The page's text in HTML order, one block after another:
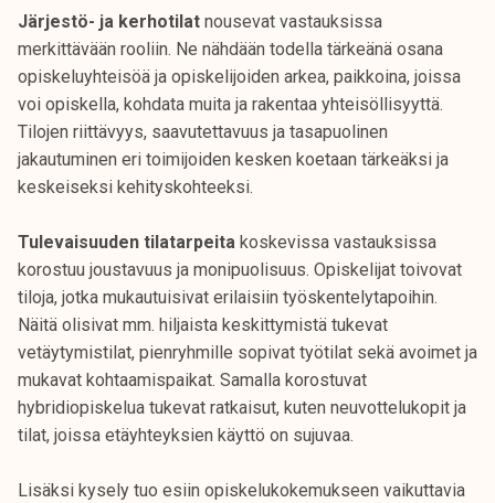
Järjestö- ja kerhotilat nousevat vastauksissa
merkittävään rooliin. Ne nähdään todella tärkeänä osana
opiskeluyhteisöä ja opiskelijoiden arkea, paikkoina, joissa
voi opiskella, kohdata muita ja rakentaa yhteisöllisyyttä.
Tilojen riittävyys, saavutettavuus ja tasapuolinen
jakautuminen eri toimijoiden kesken koetaan tärkeäksi ja
keskeiseksi kehityskohteeksi.
Tulevaisuuden tilatarpeita koskevissa vastauksissa
korostuu joustavuus ja monipuolisuus. Opiskelijat toivovat
tiloja, jotka mukautuisivat erilaisiin työskentelytapoihin.
Näitä olisivat mm. hiljaista keskittymistä tukevat
vetäytymistilat, pienryhmille sopivat työtilat sekä avoimet ja
mukavat kohtaamispaikat. Samalla korostuvat
hybridiopiskelua tukevat ratkaisut, kuten neuvottelukopit ja
tilat, joissa etäyhteyksien käyttö on sujuvaa.
Lisäksi kysely tuo esiin opiskelukokemukseen vaikuttavia